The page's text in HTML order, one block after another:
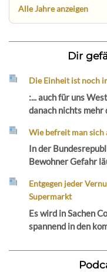
Alle Jahre anzeigen
Dir
Die Einheit ist noch
:... auch für uns
danach nichts mehr
Wie befreit man sich
In der
Bewohner Gefahr
Entgegen jeder
Supermarkt
Es wird in Sachen
spannend in den